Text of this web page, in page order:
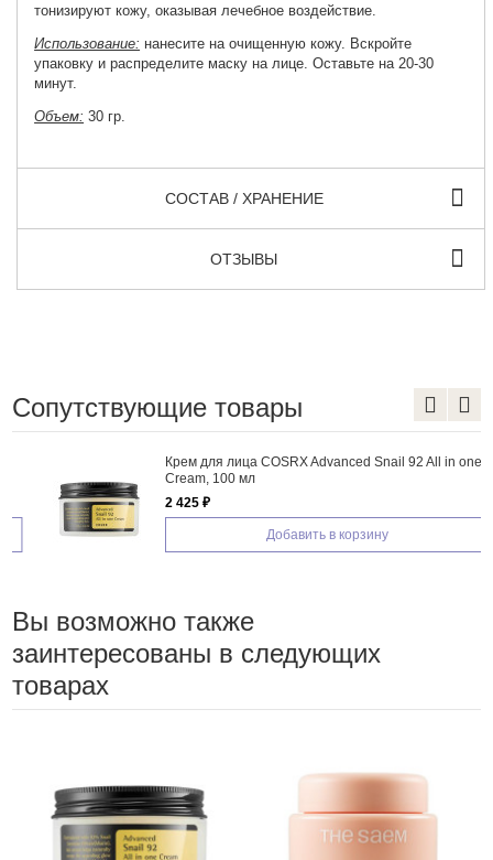
тонизируют кожу, оказывая лечебное воздействие.
Использование: нанесите на очищенную кожу. Вскройте
упаковку и распределите маску на лице. Оставьте на 20-30
минут.
Объем: 30 гр.
СОСТАВ / ХРАНЕНИЕ
ОТЗЫВЫ
Сопутствующие товары
Крем для лица COSRX Advanced Snail 92 All in one
Cream, 100 мл
2 425 ₽
Добавить в корзину
Вы возможно также
заинтересованы в следующих
товарах